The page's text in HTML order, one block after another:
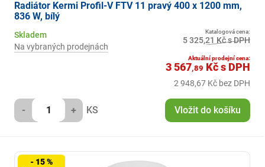
Radiátor Kermi Profil-V FTV 11 pravý 400 x 1200 mm,
836 W, bílý
Skladem
Na vybraných prodejnách
Katalogová cena:
5 325,21 Kč s DPH
Aktuální prodejní cena:
3 567,89 Kčs DPH
2 948,67 Kč bez DPH
- + KS Vložit do košíku
- 15 %